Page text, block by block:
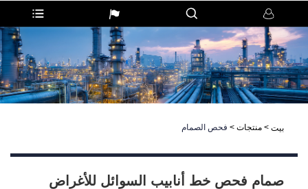
بيت > منتجات > فحص الصمام
صمام فحص خط أنابيب السوائل للأغراض